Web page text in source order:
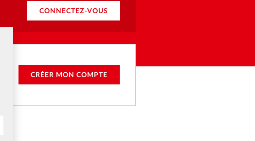
CONNECTEZ-VOUS
CRÉER MON COMPTE